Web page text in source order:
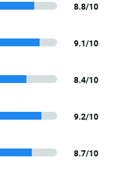
8.8/10
9.1/10
8.4/10
9.2/10
8.7/10